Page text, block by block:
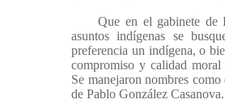
Que en el gabinete de
asuntos indígenas se
preferencia un indígena, o
compromiso y calidad
Se manejaron nombres
de Pablo González Casanova.